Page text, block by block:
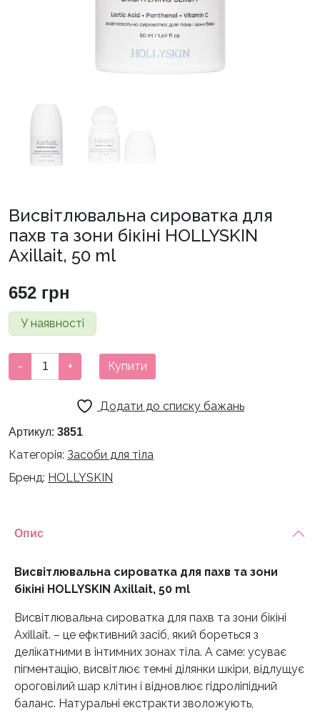
Висвітлювальна сироватка для
пахв та зони бікіні HOLLYSKIN
Axillait, 50 ml
652 грн
У наявності
Висвітлювальна
сироватка
та
HOLLYSKIN
ml
- + Купити
Додати до списку бажань
Артикул: 3851
Категорія: Засоби для тіла
Бренд: HOLLYSKIN
Опис
Висвітлювальна сироватка для пахв та зони
бікіні HOLLYSKIN Axillait, 50 ml
Висвітлювальна сироватка для пахв та зони бікіні
Axillait. – це ефктивний засіб, який бореться з
делікатними в інтимних зонах тіла. А саме: усуває
пігментацію, висвітлює темні ділянки шкіри, відлущує
ороговілий шар клітин і відновлює гідроліпідний
баланс. Натуральні екстракти зволожують,